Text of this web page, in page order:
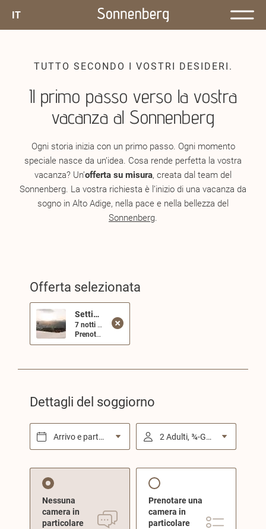
IT
TUTTO SECONDO I VOSTRI DESIDERI.
Il primo passo verso la vostra
vacanza al Sonnenberg
Ogni storia inizia con un primo passo. Ogni momento
speciale nasce da un’idea. Cosa rende perfetta la vostra
vacanza? Un’offerta su misura, creata dal team del
Sonnenberg. La vostra richiesta è l’inizio di una vacanza da
sogno in Alto Adige, nella pace e nella bellezza del
Sonnenberg.
Offerta selezionata
Settimane bianche 6=7
7 notti al prezzo di 6 ...
Prenota 7 pernottamenti allo Sonnenberg e paga solo 6.
Vi regaliamo una notti!
Dettagli del soggiorno
Arrivo e partenza* 2 Adulti, ¾-Gourmetpension
Nessuna
camera in
particolare
Prenotare una
camera in
particolare